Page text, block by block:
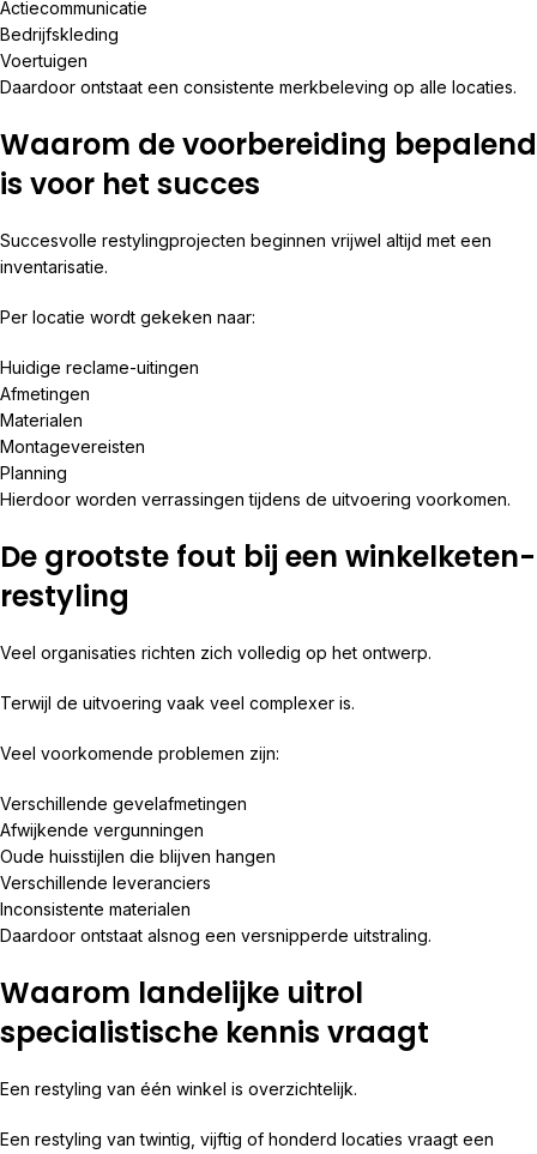
Actiecommunicatie
Bedrijfskleding
Voertuigen
Daardoor ontstaat een consistente merkbeleving op alle locaties.
Waarom de voorbereiding bepalend
is voor het succes
Succesvolle restylingprojecten beginnen vrijwel altijd met een
inventarisatie.
Per locatie wordt gekeken naar:
Huidige reclame-uitingen
Afmetingen
Materialen
Montagevereisten
Planning
Hierdoor worden verrassingen tijdens de uitvoering voorkomen.
De grootste fout bij een winkelketen-
restyling
Veel organisaties richten zich volledig op het ontwerp.
Terwijl de uitvoering vaak veel complexer is.
Veel voorkomende problemen zijn:
Verschillende gevelafmetingen
Afwijkende vergunningen
Oude huisstijlen die blijven hangen
Verschillende leveranciers
Inconsistente materialen
Daardoor ontstaat alsnog een versnipperde uitstraling.
Waarom landelijke uitrol
specialistische kennis vraagt
Een restyling van één winkel is overzichtelijk.
Een restyling van twintig, vijftig of honderd locaties vraagt een